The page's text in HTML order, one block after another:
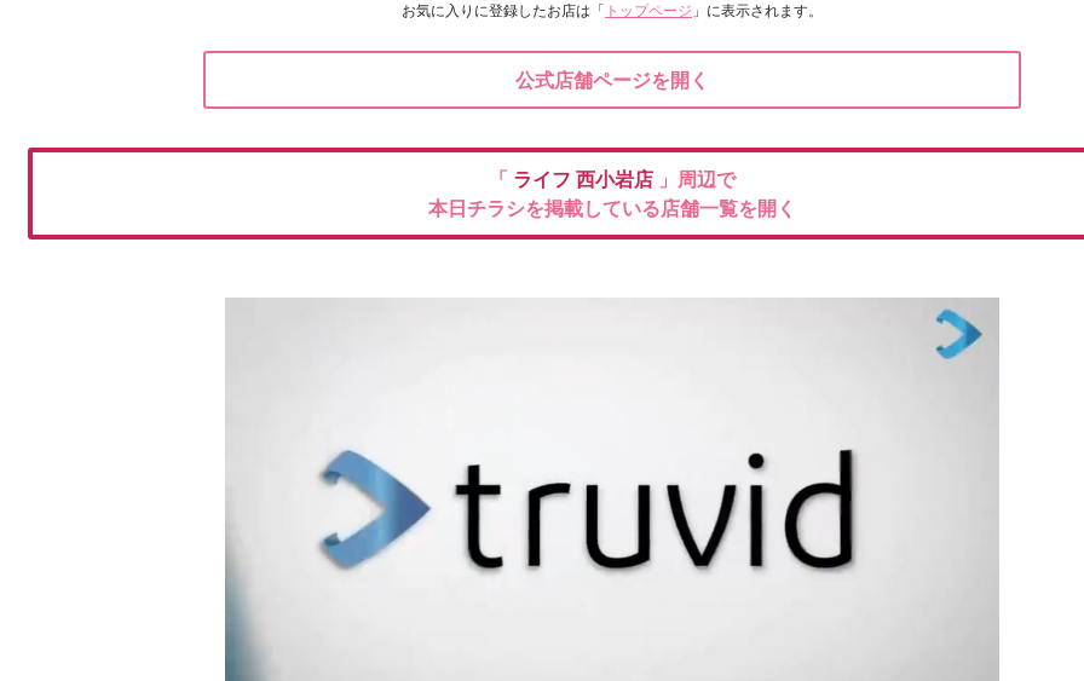
お気に入りに登録したお店は 「 トップページ 」に表示されます。
公式店舗ページを開く
「 ライフ 西小岩店 」周辺で
本日チラシを掲載している店舗一覧を開く